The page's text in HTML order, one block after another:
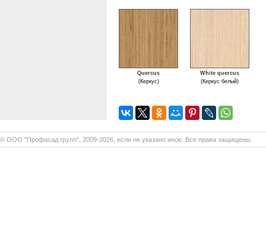
Quercus
(Керкус)
White quercus
(Керкус белый)
© ООО "Профасад групп", 2009-2026, если не указано иное. Все права защищены.